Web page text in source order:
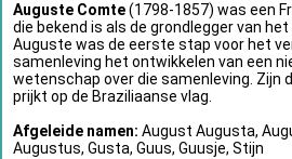
Auguste Comte(1798-1857) was een
die bekend is als de grondlegger van
Auguste was de eerste stap voor het
samenleving het ontwikkelen van een
wetenschap over die samenleving. Zijn
prijkt op de Braziliaanse vlag.
Afgeleide namen: August Augusta,
Augustus, Gusta, Guus, Guusje, Stijn